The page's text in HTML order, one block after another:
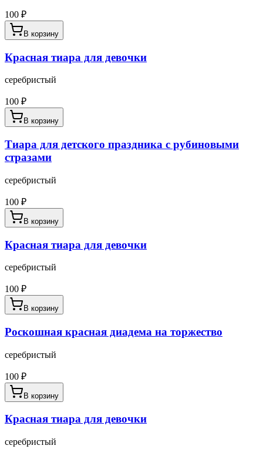
100 ₽
В корзину
Красная тиара для девочки
серебристый
100 ₽
В корзину
Тиара для детского праздника с рубиновыми
стразами
серебристый
100 ₽
В корзину
Красная тиара для девочки
серебристый
100 ₽
В корзину
Роскошная красная диадема на торжество
серебристый
100 ₽
В корзину
Красная тиара для девочки
серебристый